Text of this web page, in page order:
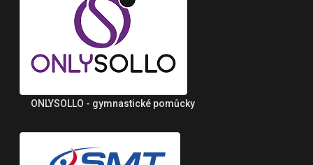
ONLYSOLLO - gymnastické pomůcky